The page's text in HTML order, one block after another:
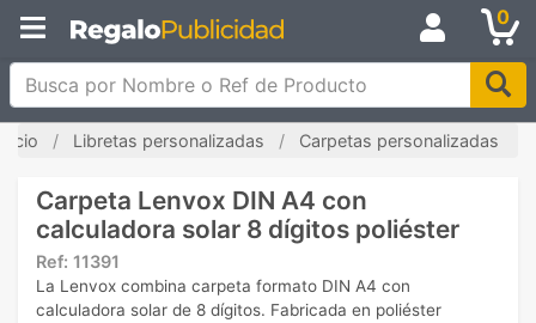
0
Busca por Nombre o Ref de Producto
Libretas personalizadas Carpetas personalizadas
Carpeta Lenvox DIN A4 con
calculadora solar 8 dígitos poliéster
Ref: 11391
La Lenvox combina carpeta formato DIN A4 con
calculadora solar de 8 dígitos. Fabricada en poliéster